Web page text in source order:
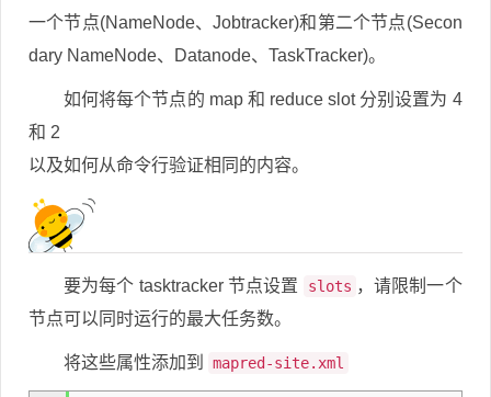
一个节点(NameNode、Jobtracker)和第二个节点(Secon
dary NameNode、Datanode、TaskTracker)。
如何将每个节点的 map 和 reduce slot 分别设置为 4
和 2
以及如何从命令行验证相同的内容。
要为每个 tasktracker 节点设置 slots ，请限制一个
节点可以同时运行的最大任务数。
将这些属性添加到 mapred-site.xml